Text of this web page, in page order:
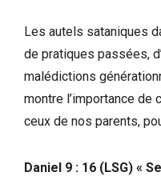
Les autels sataniques
de pratiques passées,
malédictions
montre l’importance
ceux de nos parents,
Daniel 9 : 16 (LSG) «